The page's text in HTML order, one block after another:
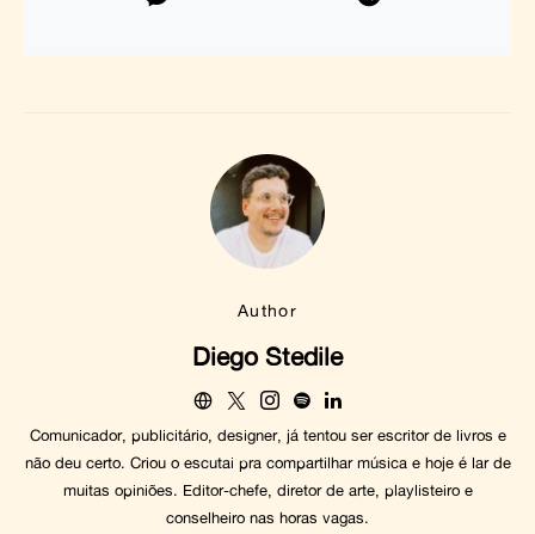
Author
Diego Stedile
Comunicador, publicitário, designer, já tentou ser escritor de livros e
não deu certo. Criou o escutai pra compartilhar música e hoje é lar de
muitas opiniões. Editor-chefe, diretor de arte, playlisteiro e
conselheiro nas horas vagas.